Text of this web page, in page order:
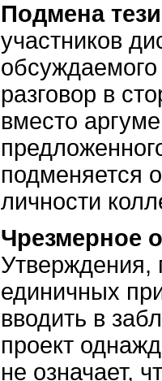
Подмена
участников
разговор в
вместо
подменяется
личности
Чрезмерное
Утверждения,
единичных
вводить в
проект
не означает,